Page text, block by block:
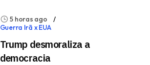
5 horas ago
Guerra Irã x EUA
Trump desmoraliza a
democracia